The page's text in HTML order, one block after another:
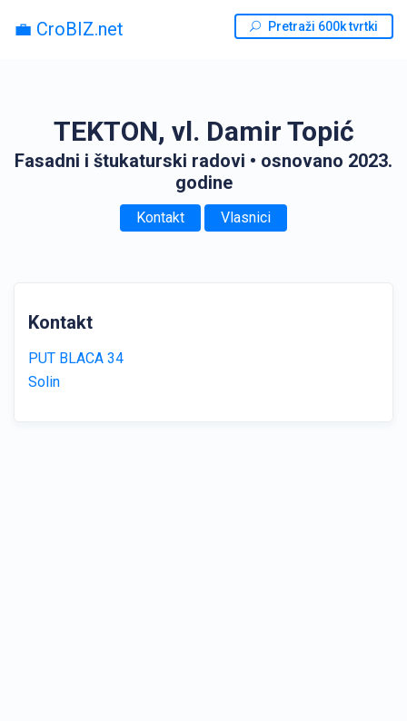
💼 CroBIZ.net Pretraži 600k tvrtki
TEKTON, vl. Damir Topić
Fasadni i štukaturski radovi • osnovano 2023.
godine
Kontakt Vlasnici
Kontakt
PUT BLACA 34
Solin